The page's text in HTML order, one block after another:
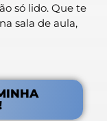
só lido. Que te
sala de aula,